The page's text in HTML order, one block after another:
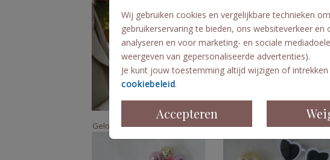
Wij gebruiken cookies en vergelijkbare technieken
gebruikerservaring te bieden, ons websiteverkeer en
analyseren en voor marketing- en sociale
weergeven van gepersonaliseerde advertenties).
Je kunt jouw toestemming altijd wijzigen of
cookiebeleid.
Accepteren
Geloftenkaart + MAT goudfolie Geloftenkaart + MAT